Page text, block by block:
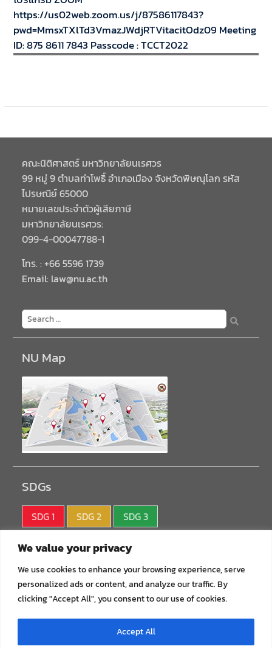
We value your privacy
We use cookies to enhance your browsing experience, serve
personalized ads or content, and analyze our traffic. By
clicking "Accept All", you consent to our use of cookies.
Accept All
https://us02web.zoom.us/j/87586117843?
pwd=MmsxTXlTd3VmazJWdjRTVitacitOdz09 Meeting
ID: 875 8611 7843 Passcode : TCCT2022
คณะนิติศาสตร์ มหาวิทยาลัยนเรศวร
99 หมู่ 9 ตำบลท่าโพธิ์ อำเภอเมือง จังหวัดพิษณุโลก รหัส
ไปรษณีย์ 65000
หมายเลขประจำตัวผู้เสียภาษี
มหาวิทยาลัยนเรศวร:
099-4-00047788-1
โทร. : +66 5596 1739
Email: law@nu.ac.th
NU Map
SDGs
SDG 1 SDG 2
SDG 3
SDG 4
SDG 7
SDG 8
SDG 9
SDG10
SDG11
SDG12
SDG13
SDG14
SDG15